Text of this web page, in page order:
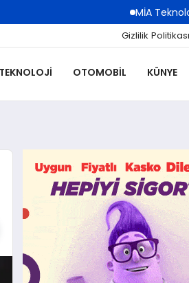
MİA Teknoloji,
Gizlilik Politikası
OTOMOBIL KÜNYE